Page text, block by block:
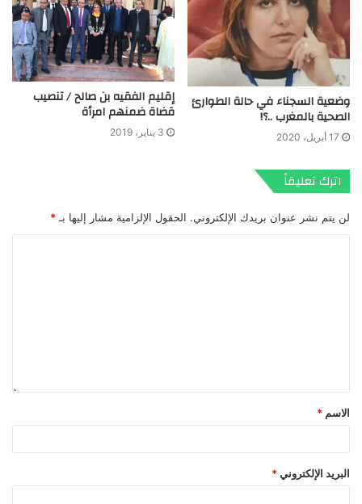
وضعية السجناء في حالة الطوارئ
الصحية بالمغرب ..؟!
17 أبريل، 2020
إقليم الفقيه بن صالح / تنصيب
قضاة ضمنهم امرأة
3 يناير، 2019
اترك تعليقاً
لن يتم نشر عنوان بريدك الإلكتروني. الحقول الإلزامية مشار إليها بـ *
الاسم *
البريد الإلكتروني *